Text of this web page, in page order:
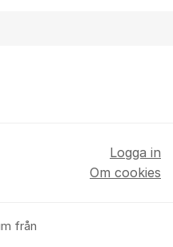
från
Logga in
Om cookies